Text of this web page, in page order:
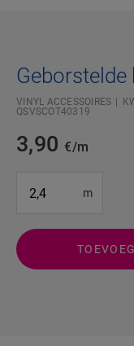
Geborstelde
VINYL ACCESSOIRES
QSVSCOT40319
3,90€/m
m